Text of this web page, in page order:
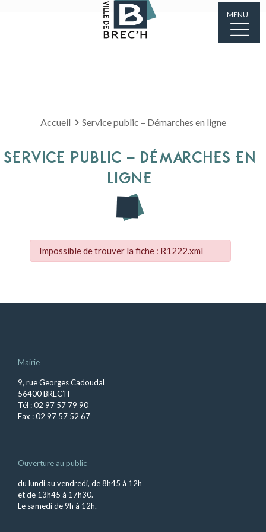
MENU
Accueil Service public – Démarches en ligne
SERVICE PUBLIC – DÉMARCHES EN
LIGNE
Impossible de trouver la fiche : R1222.xml
Mairie
9, rue Georges Cadoudal
56400 BREC’H
Tél : 02 97 57 79 90
Fax : 02 97 57 52 67
Ouverture au public
du lundi au vendredi, de 8h45 à 12h
et de 13h45 à 17h30.
Le samedi de 9h à 12h.